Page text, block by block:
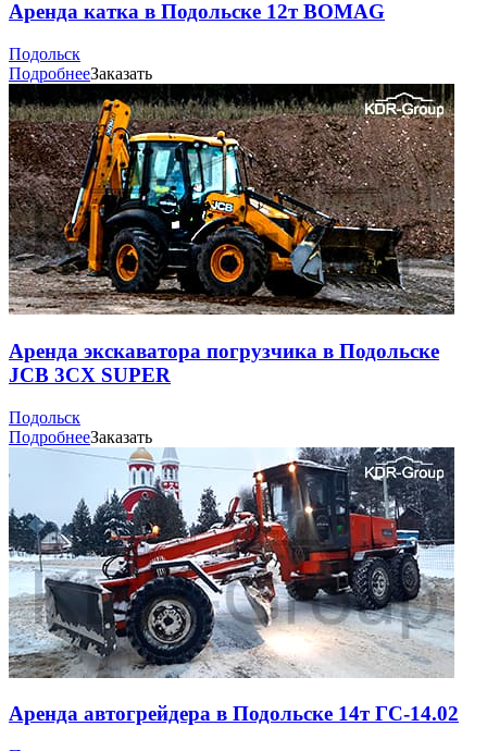
Аренда катка в Подольске 12т BOMAG
Подольск
ПодробнееЗаказать
Аренда экскаватора погрузчика в Подольске
JCB 3CX SUPER
Подольск
ПодробнееЗаказать
Аренда автогрейдера в Подольске 14т ГС-14.02